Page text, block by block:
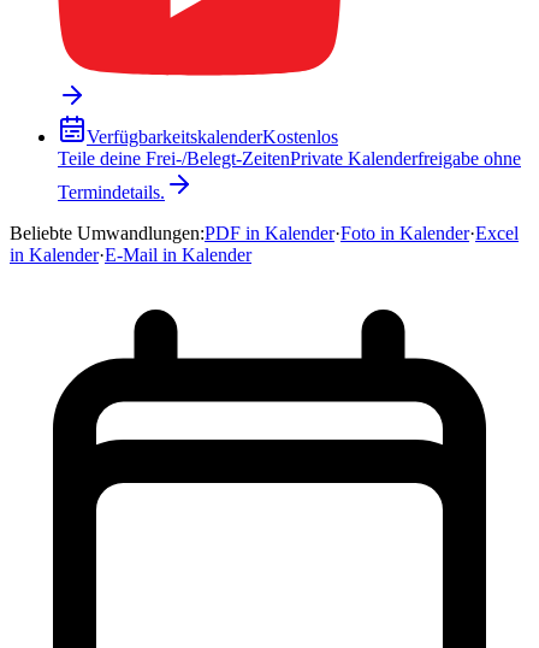
VerfügbarkeitskalenderKostenlos
Teile deine Frei-/Belegt-ZeitenPrivate Kalenderfreigabe ohne
Termindetails.
Beliebte Umwandlungen:PDF in Kalender·Foto in Kalender·Excel
in Kalender·E-Mail in Kalender